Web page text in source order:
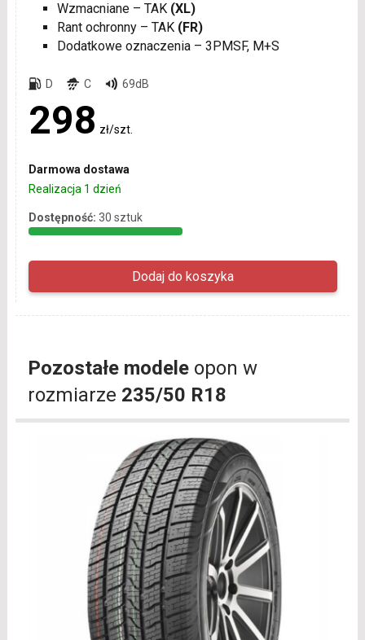
Wzmacniane – TAK (XL)
Rant ochronny – TAK (FR)
Dodatkowe oznaczenia – 3PMSF, M+S
D C 69dB
298 zł/szt.
Darmowa dostawa
Realizacja 1 dzień
Dostępność: 30 sztuk
Pozostałe modeleopon w
rozmiarze 235/50 R18